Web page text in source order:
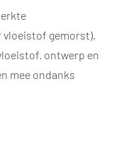
vloeistof gemorst).
ontwerp en
mee ondanks